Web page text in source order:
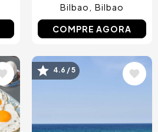
Bilbao Bilbao
COMPRE AGORA
Imagem
4.6 / 5